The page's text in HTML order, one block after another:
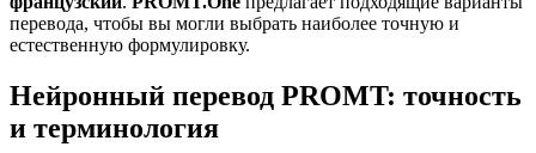
перевода, чтобы вы могли выбрать наиболее точную и
естественную формулировку.
Нейронный перевод PROMT: точность
и терминология